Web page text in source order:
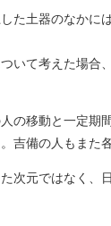
土器のなかに
て考えた場合
移動と一定期
備の人もまた
元ではなく、